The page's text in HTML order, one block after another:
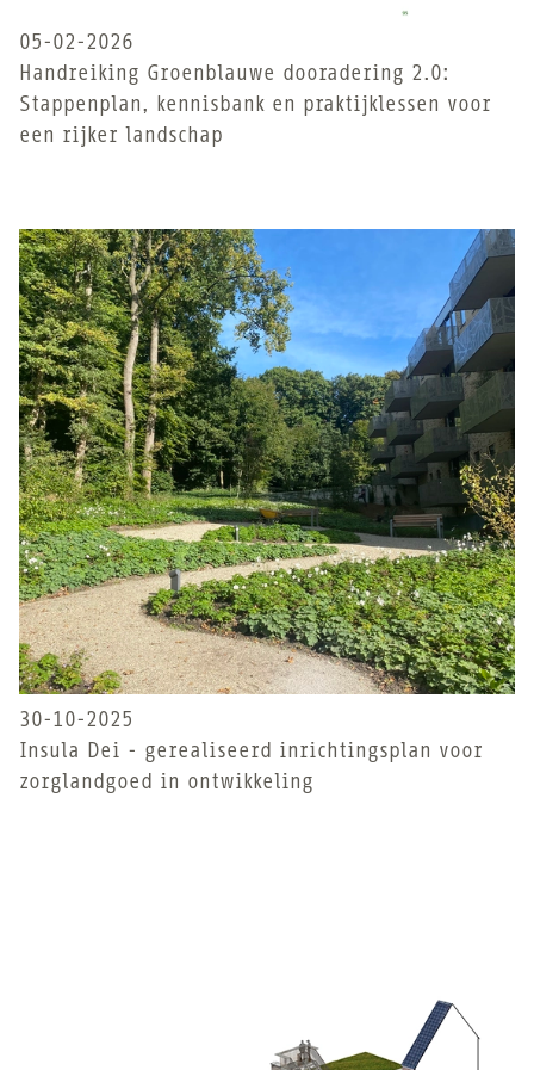
05-02-2026
Handreiking Groenblauwe dooradering 2.0:
Stappenplan, kennisbank en praktijklessen voor
een rijker landschap
30-10-2025
Insula Dei - gerealiseerd inrichtingsplan voor
zorglandgoed in ontwikkeling